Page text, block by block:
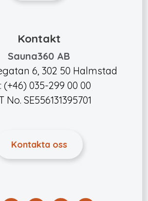
Kontakt
Sauna360 AB
6, 302 50 Halmstad
(+46) 035-299 00 00
No. SE556131395701
Kontakta oss